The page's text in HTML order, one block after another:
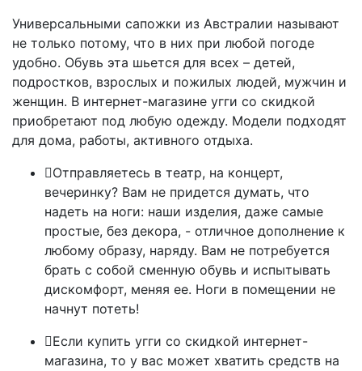
Универсальными сапожки из Австралии называют
не только потому, что в них при любой погоде
удобно. Обувь эта шьется для всех – детей,
подростков, взрослых и пожилых людей, мужчин и
женщин. В интернет-магазине угги со скидкой
приобретают под любую одежду. Модели подходят
для дома, работы, активного отдыха.
Отправляетесь в театр, на концерт,
вечеринку? Вам не придется думать, что
надеть на ноги: наши изделия, даже самые
простые, без декора, - отличное дополнение к
любому образу, наряду. Вам не потребуется
брать с собой сменную обувь и испытывать
дискомфорт, меняя ее. Ноги в помещении не
начнут потеть!
Если купить угги со скидкой интернет-
магазина, то у вас может хватить средств на